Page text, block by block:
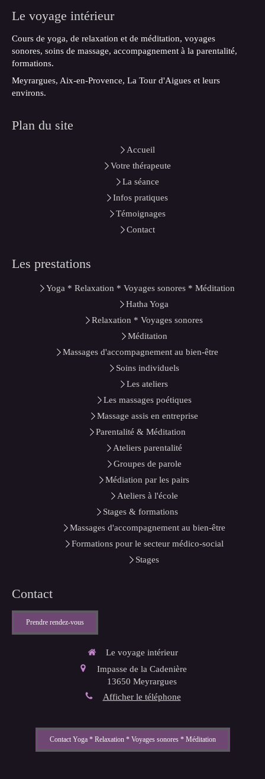
Le voyage intérieur
Cours de yoga, de relaxation et de méditation, voyages
sonores, soins de massage, accompagnement à la parentalité,
formations.
Meyrargues, Aix-en-Provence, La Tour d'Aigues et leurs
environs.
Plan du site
Accueil
Votre thérapeute
La séance
Infos pratiques
Témoignages
Contact
Les prestations
Yoga * Relaxation * Voyages sonores * Méditation
Hatha Yoga
Relaxation * Voyages sonores
Méditation
Massages d'accompagnement au bien-être
Soins individuels
Les ateliers
Les massages poétiques
Massage assis en entreprise
Parentalité & Méditation
Ateliers parentalité
Groupes de parole
Médiation par les pairs
Ateliers à l'école
Stages & formations
Massages d'accompagnement au bien-être
Formations pour le secteur médico-social
Stages
Contact
Prendre rendez-vous
Le voyage intérieur
Impasse de la Cadenière
13650 Meyrargues
Afficher le téléphone
Contact Yoga * Relaxation * Voyages sonores * Méditation